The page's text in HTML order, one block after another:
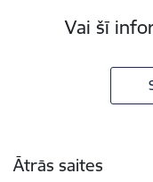
Vai šī
Ātrās saites